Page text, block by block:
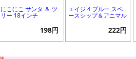
にこにこ サンタ ＆ ツ
リー 18インチ
198円
エイジ 4 ブルー スペ
ースシップ＆アニマル
222円